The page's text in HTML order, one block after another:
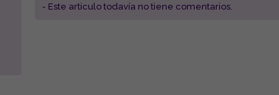
- Este articulo todavía no tiene comentarios.